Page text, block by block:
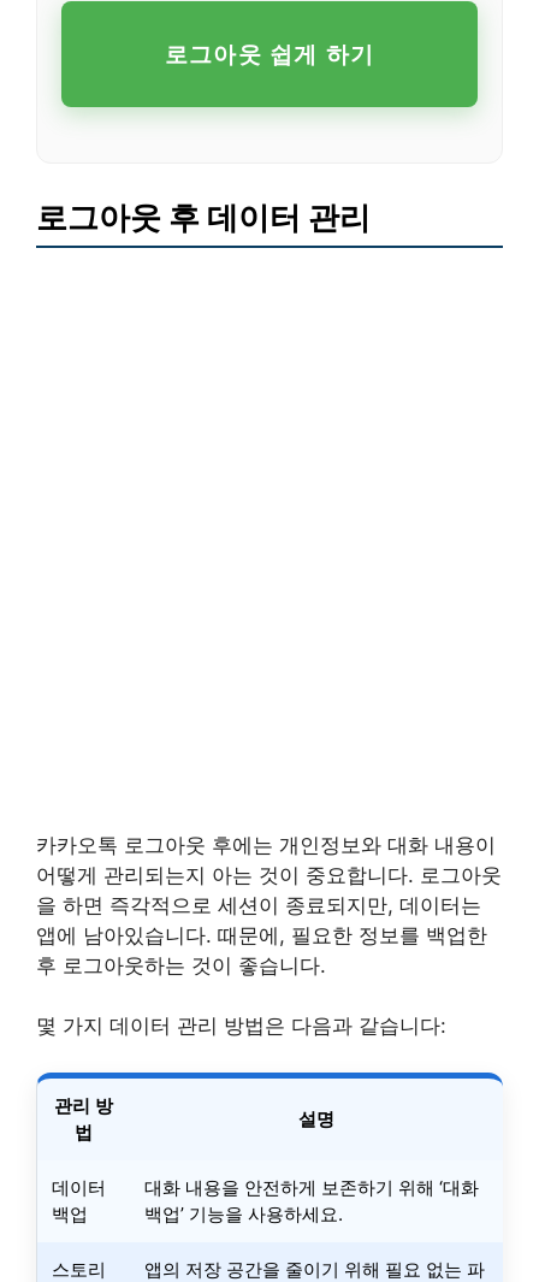
로그아웃 쉽게 하기
로그아웃 후 데이터 관리
카카오톡 로그아웃 후에는 개인정보와 대화 내용이
어떻게 관리되는지 아는 것이 중요합니다. 로그아웃
을 하면 즉각적으로 세션이 종료되지만, 데이터는
앱에 남아있습니다. 때문에, 필요한 정보를 백업한
후 로그아웃하는 것이 좋습니다.
몇 가지 데이터 관리 방법은 다음과 같습니다:
관리 방
법
설명
데이터
백업
대화 내용을 안전하게 보존하기 위해 ‘대화
백업’ 기능을 사용하세요.
스토리
앱의 저장 공간을 줄이기 위해 필요 없는 파